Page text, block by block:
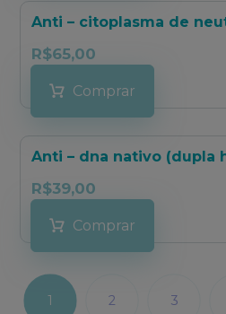
Anti – citoplasma de
R$65,00
Comprar
Anti – dna nativo (dupla
R$39,00
Comprar
1 2 3